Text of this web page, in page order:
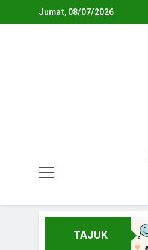
Jumat, 08/07/2026
TAJUK